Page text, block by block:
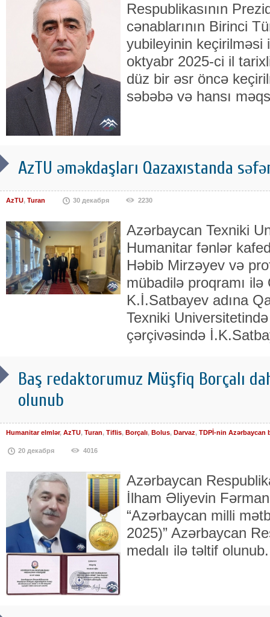
Respublikasının
cənablarının Birinci
yubileyinin keçirilməsi
oktyabr 2025-ci il
düz bir əsr öncə
səbəbə və hansı
AzTU əməkdaşları Qazaxıstanda
AzTU, Turan 30 декабря 2230
Azərbaycan Texniki
Humanitar fənlər
Həbib Mirzəyev və
mübadilə proqramı ilə
K.İ.Satbayev adına
Texniki
çərçivəsində
Baş redaktorumuz Müşfiq Borçalı
olunub
Humanitar elmlər, AzTU, Turan, Tiflis, Borçalı, Bolus, Darvaz, TDPİ-nin Azərbaycan
20 декабря 4016
Azərbaycan
İlham Əliyevin
“Azərbaycan milli
2025)” Azərbaycan
medalı ilə təltif olunub.